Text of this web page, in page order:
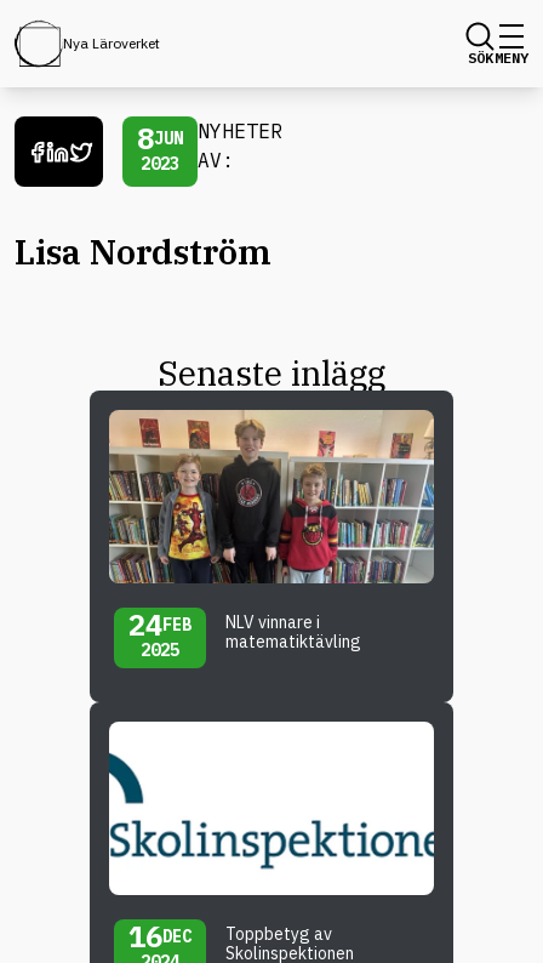
Nya Läroverket
SÖKMENY
8JUN
2023
NYHETER
AV:
Lisa Nordström
Senaste inlägg
24FEB
2025
NLV vinnare i
matematiktävling
16DEC
Toppbetyg av
Skolinspektionen